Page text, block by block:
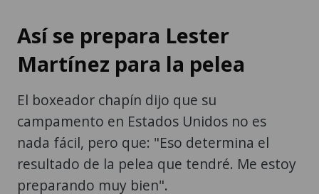
Así se prepara Lester
Martínez para la pelea
El boxeador chapín dijo que su
campamento en Estados Unidos no es
nada fácil, pero que: "Eso determina el
resultado de la pelea que tendré. Me estoy
preparando muy bien".